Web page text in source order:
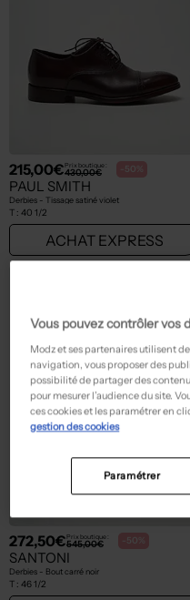
215,00€Prix boutique :
430,00€ -50%
PAUL SMITH
Derbies - Tissage satiné violet
T : 40 1/2
ACHAT EXPRESS
272,50€Prix boutique :
545,00€ -50%
SANTONI
Derbies - Bout carré noir
T : 46 1/2
Vous pouvez contrôler vos
Modz et ses partenaires utilisent
navigation, vous proposer des
possibilité de partager des
pour mesurer l’audience du site.
ces cookies et les paramétrer en
gestion des cookies
Paramétrer